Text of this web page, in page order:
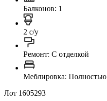
Балконов: 1
2 с/у
Ремонт: C отделкой
Меблировка: Полностью
Лот 1605293